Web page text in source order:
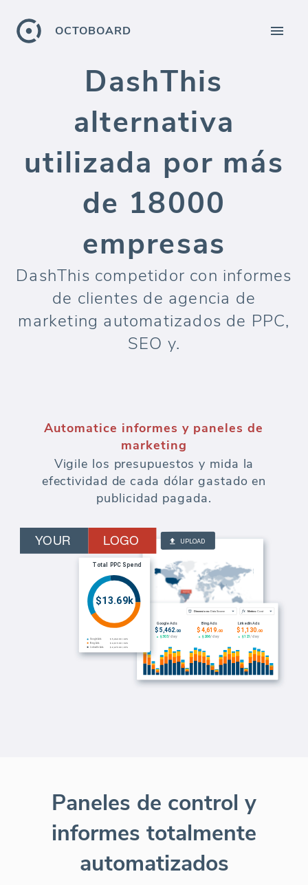
OCTOBOARD
DashThis
alternativa
utilizada por más
de 18000
empresas
DashThis competidor con informes
de clientes de agencia de
marketing automatizados de PPC,
SEO y.
Automatice informes y paneles de
marketing
Vigile los presupuestos y mida la
efectividad de cada dólar gastado en
publicidad pagada.
Paneles de control y
informes totalmente
automatizados